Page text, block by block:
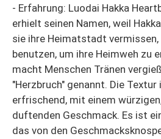
- Erfahrung: Luodai Hakka
erhielt seinen Namen, weil
sie ihre Heimatstadt
benutzen, um ihre Heimweh zu
macht Menschen Tränen
"Herzbruch" genannt. Die
erfrischend, mit einem
duftenden Geschmack. Es ist
das von den